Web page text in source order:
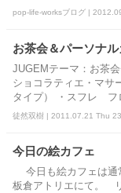
pop-life-worksブログ |
お茶会＆パーソナ
JUGEMテーマ：お茶
ショコラティエ・マ
タイプ） ・スフレ フ
徒然双樹 | 2011.07.21 Thu
今日の絵カフェ
今日も絵カフェは通
板倉アトリエにて。